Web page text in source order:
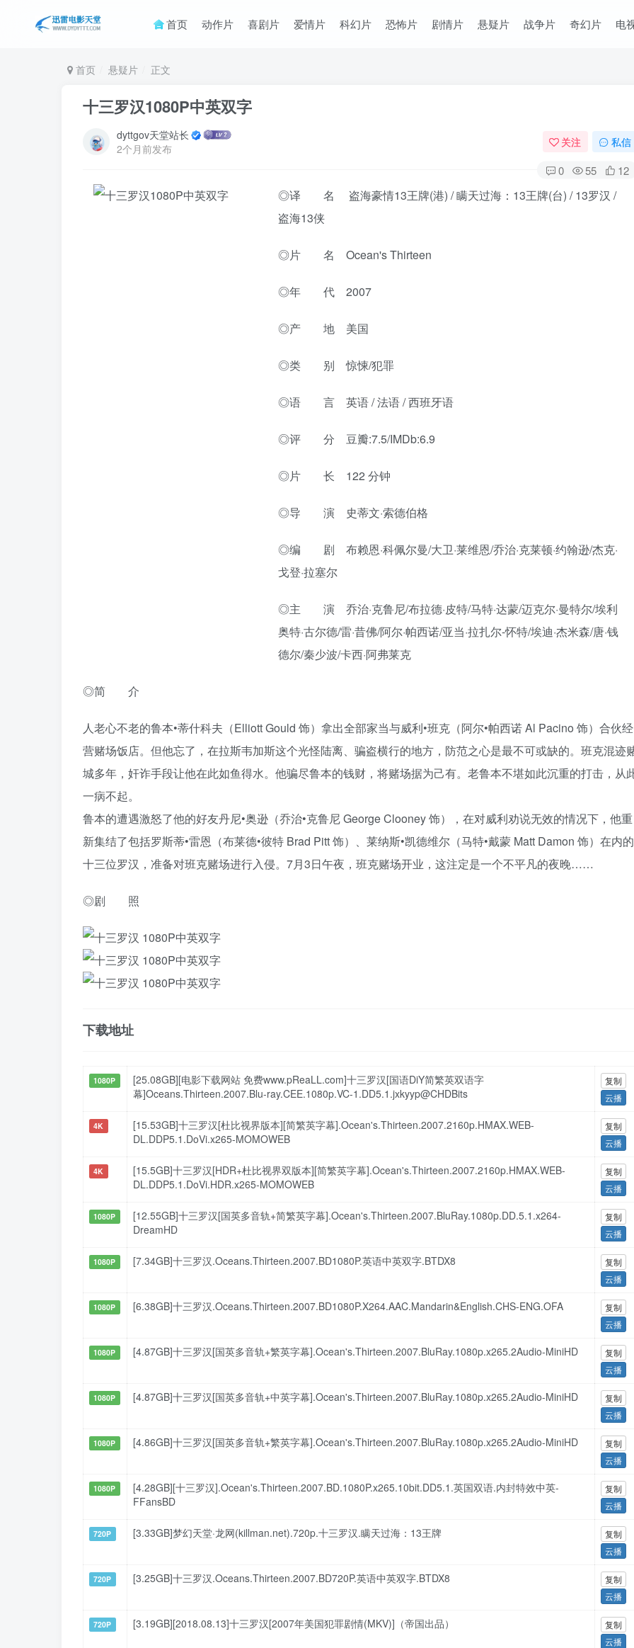
首页 动作片 喜剧片 爱情片 科幻片 恐怖片 剧情片 悬疑片 战争片 奇幻片 电
首页 悬疑片 正文
十三罗汉1080P中英双字
dyttgov天堂站长
2个月前发布
关注 私信
0 55 12
◎译 名 盗海豪情13王牌(港) / 瞒天过海：13王牌(台) / 13罗汉 /
盗海13侠
◎片 名 Ocean's Thirteen
◎年 代 2007
◎产 地 美国
◎类 别 惊悚/犯罪
◎语 言 英语 / 法语 / 西班牙语
◎评 分 豆瓣:7.5/IMDb:6.9
◎片 长 122 分钟
◎导 演 史蒂文·索德伯格
◎编 剧 布赖恩·科佩尔曼/大卫·莱维恩/乔治·克莱顿·约翰逊/杰克·
戈登·拉塞尔
◎主 演 乔治·克鲁尼/布拉德·皮特/马特·达蒙/迈克尔·曼特尔/埃利
奥特·古尔德/雷·昔佛/阿尔·帕西诺/亚当·拉扎尔-怀特/埃迪·杰米森/唐·钱
德尔/秦少波/卡西·阿弗莱克
◎简 介
人老心不老的鲁本•蒂什科夫（Elliott Gould 饰）拿出全部家当与威利•班克（阿尔•帕西诺 Al Pacino 饰）合伙经
营赌场饭店。但他忘了，在拉斯韦加斯这个光怪陆离、骗盗横行的地方，防范之心是最不可或缺的。班克混迹
城多年，奸诈手段让他在此如鱼得水。他骗尽鲁本的钱财，将赌场据为己有。老鲁本不堪如此沉重的打击，从
一病不起。
鲁本的遭遇激怒了他的好友丹尼•奥逊（乔治•克鲁尼 George Clooney 饰），在对威利劝说无效的情况下，他重
新集结了包括罗斯蒂•雷恩（布莱德•彼特 Brad Pitt 饰）、莱纳斯•凯德维尔（马特•戴蒙 Matt Damon 饰）在内的
十三位罗汉，准备对班克赌场进行入侵。7月3日午夜，班克赌场开业，这注定是一个不平凡的夜晚……
◎剧 照
下载地址
1080P
[25.08GB][电影下载网站 免费www.pReaLL.com]十三罗汉[国语DiY简繁英双语字
幕]Oceans.Thirteen.2007.Blu-ray.CEE.1080p.VC-1.DD5.1.jxkyyp@CHDBits
复制
云播
4K
[15.53GB]十三罗汉[杜比视界版本][简繁英字幕].Ocean's.Thirteen.2007.2160p.HMAX.WEB-
DL.DDP5.1.DoVi.x265-MOMOWEB
复制
云播
4K
[15.5GB]十三罗汉[HDR+杜比视界双版本][简繁英字幕].Ocean's.Thirteen.2007.2160p.HMAX.WEB-
DL.DDP5.1.DoVi.HDR.x265-MOMOWEB
复制
云播
1080P
[12.55GB]十三罗汉[国英多音轨+简繁英字幕].Ocean's.Thirteen.2007.BluRay.1080p.DD.5.1.x264-
DreamHD
复制
云播
1080P [7.34GB]十三罗汉.Oceans.Thirteen.2007.BD1080P.英语中英双字.BTDX8
复制
云播
1080P [6.38GB]十三罗汉.Oceans.Thirteen.2007.BD1080P.X264.AAC.Mandarin&English.CHS-ENG.OFA
复制
云播
1080P [4.87GB]十三罗汉[国英多音轨+繁英字幕].Ocean's.Thirteen.2007.BluRay.1080p.x265.2Audio-MiniHD
复制
云播
1080P [4.87GB]十三罗汉[国英多音轨+中英字幕].Ocean's.Thirteen.2007.BluRay.1080p.x265.2Audio-MiniHD
复制
云播
1080P [4.86GB]十三罗汉[国英多音轨+繁英字幕].Ocean's.Thirteen.2007.BluRay.1080p.x265.2Audio-MiniHD
复制
云播
1080P
[4.28GB][十三罗汉].Ocean's.Thirteen.2007.BD.1080P.x265.10bit.DD5.1.英国双语.内封特效中英-
FFansBD
复制
云播
720P [3.33GB]梦幻天堂·龙网(killman.net).720p.十三罗汉.瞒天过海：13王牌
复制
云播
720P [3.25GB]十三罗汉.Oceans.Thirteen.2007.BD720P.英语中英双字.BTDX8
复制
云播
720P [3.19GB][2018.08.13]十三罗汉[2007年美国犯罪剧情(MKV)]（帝国出品）
复制
云播